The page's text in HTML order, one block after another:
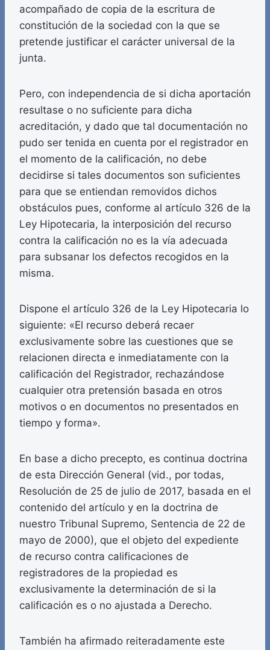
acompañado de copia de la escritura de
constitución de la sociedad con la que se
pretende justificar el carácter universal de la
junta.
Pero, con independencia de si dicha aportación
resultase o no suficiente para dicha
acreditación, y dado que tal documentación no
pudo ser tenida en cuenta por el registrador en
el momento de la calificación, no debe
decidirse si tales documentos son suficientes
para que se entiendan removidos dichos
obstáculos pues, conforme al artículo 326 de la
Ley Hipotecaria, la interposición del recurso
contra la calificación no es la vía adecuada
para subsanar los defectos recogidos en la
misma.
Dispone el artículo 326 de la Ley Hipotecaria lo
siguiente: «El recurso deberá recaer
exclusivamente sobre las cuestiones que se
relacionen directa e inmediatamente con la
calificación del Registrador, rechazándose
cualquier otra pretensión basada en otros
motivos o en documentos no presentados en
tiempo y forma».
En base a dicho precepto, es continua doctrina
de esta Dirección General (vid., por todas,
Resolución de 25 de julio de 2017, basada en el
contenido del artículo y en la doctrina de
nuestro Tribunal Supremo, Sentencia de 22 de
mayo de 2000), que el objeto del expediente
de recurso contra calificaciones de
registradores de la propiedad es
exclusivamente la determinación de si la
calificación es o no ajustada a Derecho.
También ha afirmado reiteradamente este